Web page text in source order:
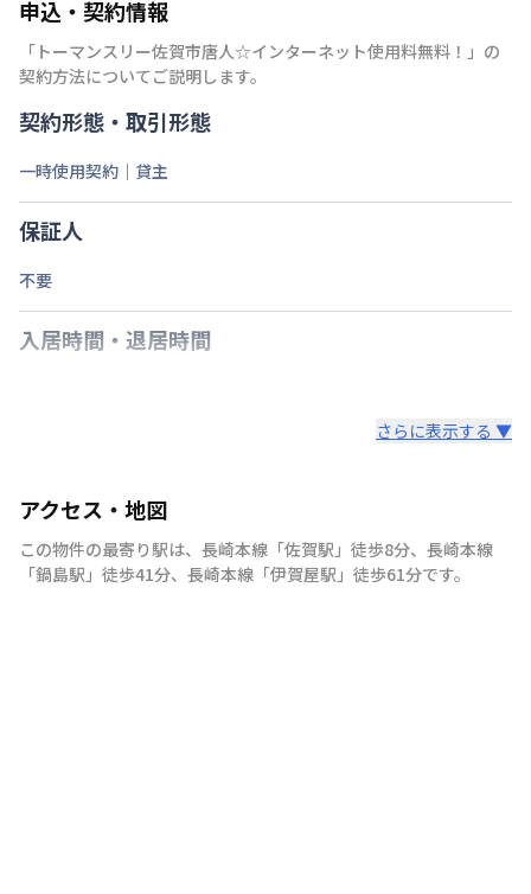
申込・契約情報
「 トーマンスリー佐賀市唐人☆インターネット使用料無料！ 」の
契約方法についてご説明します。
契約形態・取引形態
一時使用契約｜貸主
保証人
不要
入居時間・退居時間
さらに表示する ▼
アクセス・地図
この物件の最寄り駅は、 長崎本線 「佐賀駅 」 徒歩8分、 長崎本線
「鍋島駅 」 徒歩41分、 長崎本線 「伊賀屋駅 」 徒歩61分です。